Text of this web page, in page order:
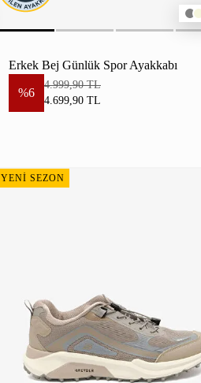
Erkek Bej Günlük Spor Ayakkabı
%6
4.999,90 TL
4.699,90 TL
YENİ SEZON